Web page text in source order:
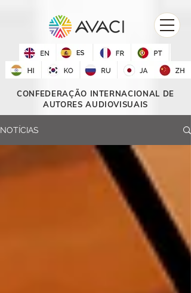
CONFEDERAÇÃO INTERNACIONAL DE
AUTORES AUDIOVISUAIS
NOTÍCIAS